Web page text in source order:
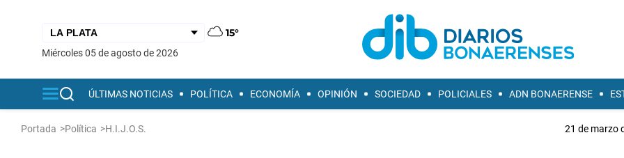
15°
miércoles 05 de agosto de 2026
ÚLTIMAS NOTICIAS POLÍTICA ECONOMÍA OPINIÓN SOCIEDAD POLICIALES ADN BONAERENSE
Portada >Política >H.I.J.O.S. 21 de marzo